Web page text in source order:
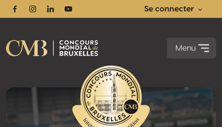
FacebookInstagram
LinkedinYoutube
Se connecter
Menu